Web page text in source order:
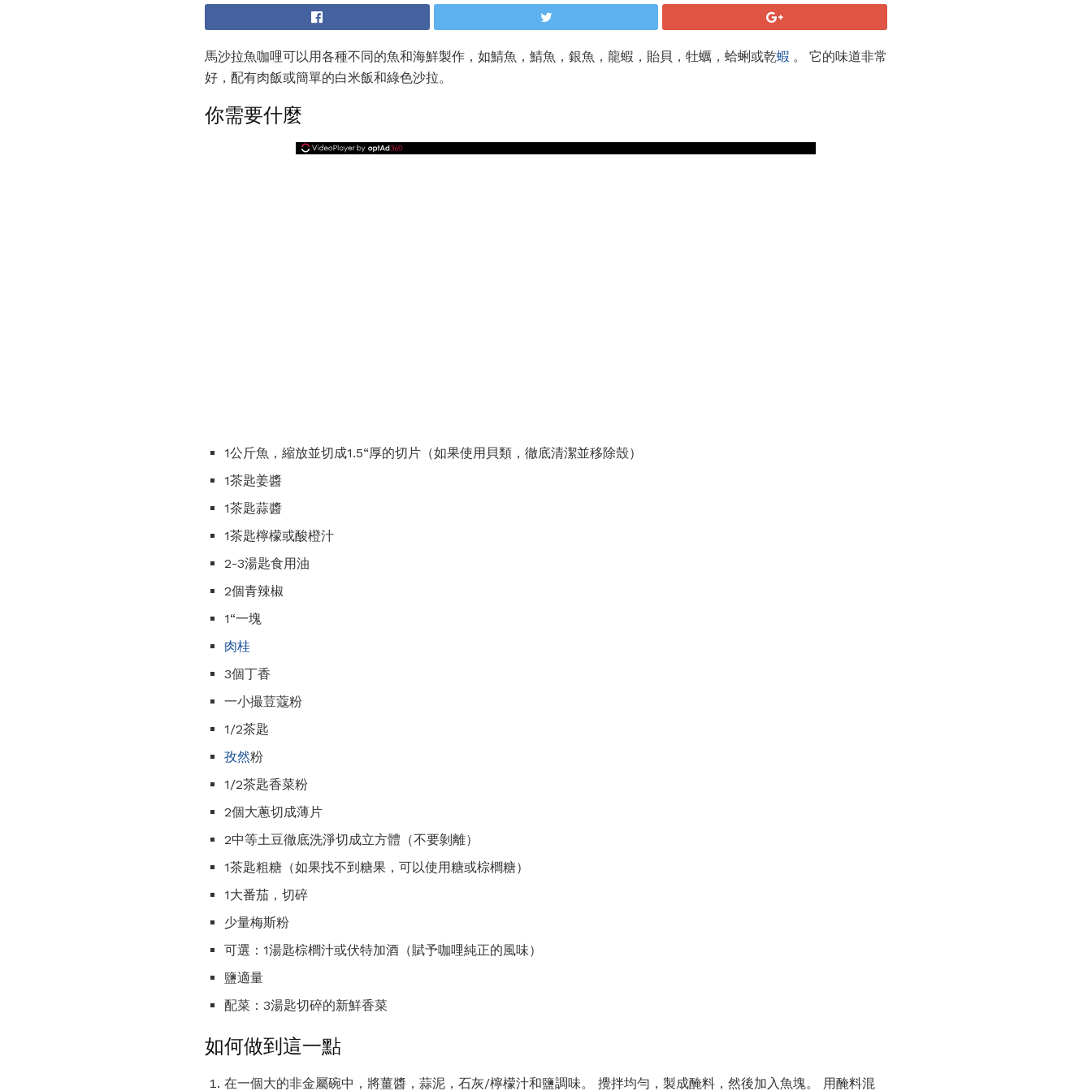
馬沙拉魚咖哩可以用各種不同的魚和海鮮製作，如鯖魚，鯖魚，銀魚，龍蝦，貽貝，牡蠣，蛤蜊或乾蝦 。 它的味道非常
好，配有肉飯或簡單的白米飯和綠色沙拉。
你需要什麼
1公斤魚，縮放並切成1.5“厚的切片（如果使用貝類，徹底清潔並移除殼）
1茶匙姜醬
1茶匙蒜醬
1茶匙檸檬或酸橙汁
2-3湯匙食用油
2個青辣椒
1“一塊
肉桂
3個丁香
一小撮荳蔻粉
1/2茶匙
孜然粉
1/2茶匙香菜粉
2個大蔥切成薄片
2中等土豆徹底洗淨切成立方體（不要剝離）
1茶匙粗糖（如果找不到糖果，可以使用糖或棕櫚糖）
1大番茄，切碎
少量梅斯粉
可選：1湯匙棕櫚汁或伏特加酒（賦予咖哩純正的風味）
鹽適量
配菜：3湯匙切碎的新鮮香菜
如何做到這一點
在一個大的非金屬碗中，將薑醬，蒜泥，石灰/檸檬汁和鹽調味。 攪拌均勻，製成醃料，然後加入魚塊。 用醃料混